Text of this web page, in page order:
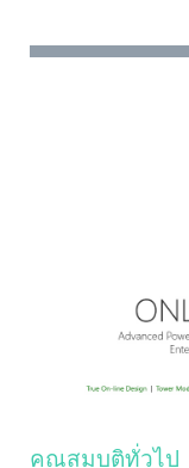
คุณสมบติทั่วไป